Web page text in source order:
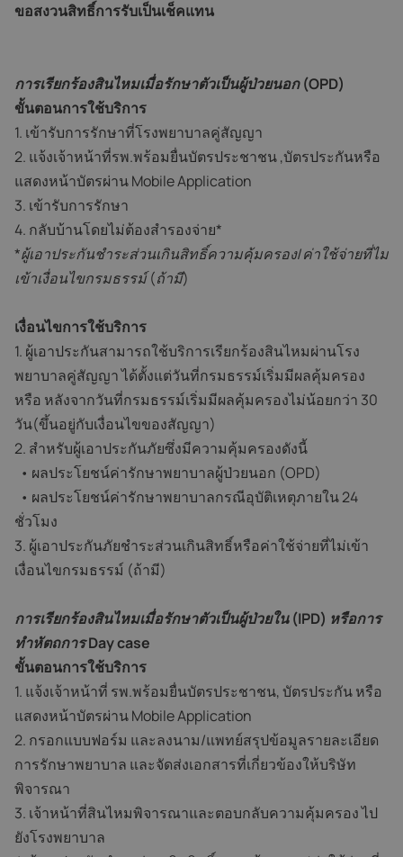
ขอสงวนสิทธิ์การรับเป็นเช็คแทน
การเรียกร้องสินไหมเมื่อรักษาตัวเป็นผู้ป่วยนอก (OPD)
ขั้นตอนการใช้บริการ
1. เข้ารับการรักษาที่โรงพยาบาลคู่สัญญา
2. แจ้งเจ้าหน้าที่รพ.พร้อมยื่นบัตรประชาชน ,บัตรประกันหรือ
แสดงหน้าบัตรผ่าน Mobile Application
3. เข้ารับการรักษา
4. กลับบ้านโดยไม่ต้องสำรองจ่าย*
*ผู้เอาประกันชำระส่วนเกินสิทธิ์ความคุ้มครอง/ค่าใช้จ่ายที่ไม่
เข้าเงื่อนไขกรมธรรม์ (ถ้ามี)
เงื่อนไขการใช้บริการ
1. ผู้เอาประกันสามารถใช้บริการเรียกร้องสินไหมผ่านโรง
พยาบาลคู่สัญญา ได้ตั้งแต่วันที่กรมธรรม์เริ่มมีผลคุ้มครอง
หรือ หลังจากวันที่กรมธรรม์เริ่มมีผลคุ้มครองไม่น้อยกว่า 30
วัน(ขึ้นอยู่กับเงื่อนไขของสัญญา)
2. สำหรับผู้เอาประกันภัยซึ่งมีความคุ้มครองดังนี้
• ผลประโยชน์ค่ารักษาพยาบาลผู้ป่วยนอก (OPD)
• ผลประโยชน์ค่ารักษาพยาบาลกรณีอุบัติเหตุภายใน 24
ชั่วโมง
3. ผู้เอาประกันภัยชำระส่วนเกินสิทธิ์หรือค่าใช้จ่ายที่ไม่เข้า
เงื่อนไขกรมธรรม์ (ถ้ามี)
การเรียกร้องสินไหมเมื่อรักษาตัวเป็นผู้ป่วยใน (IPD) หรือการ
ทำหัตถการ Day case
ขั้นตอนการใช้บริการ
1. แจ้งเจ้าหน้าที่ รพ.พร้อมยื่นบัตรประชาชน, บัตรประกัน หรือ
แสดงหน้าบัตรผ่าน Mobile Application
2. กรอกแบบฟอร์ม และลงนาม/แพทย์สรุปข้อมูลรายละเอียด
การรักษาพยาบาล และจัดส่งเอกสารที่เกี่ยวข้องให้บริษัท
พิจารณา
3. เจ้าหน้าที่สินไหมพิจารณาและตอบกลับความคุ้มครอง ไป
ยังโรงพยาบาล